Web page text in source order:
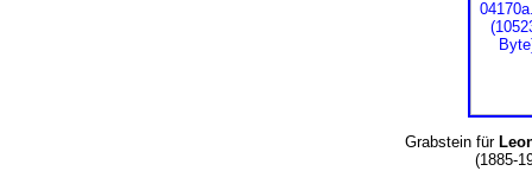
Grabstein für
(1885-